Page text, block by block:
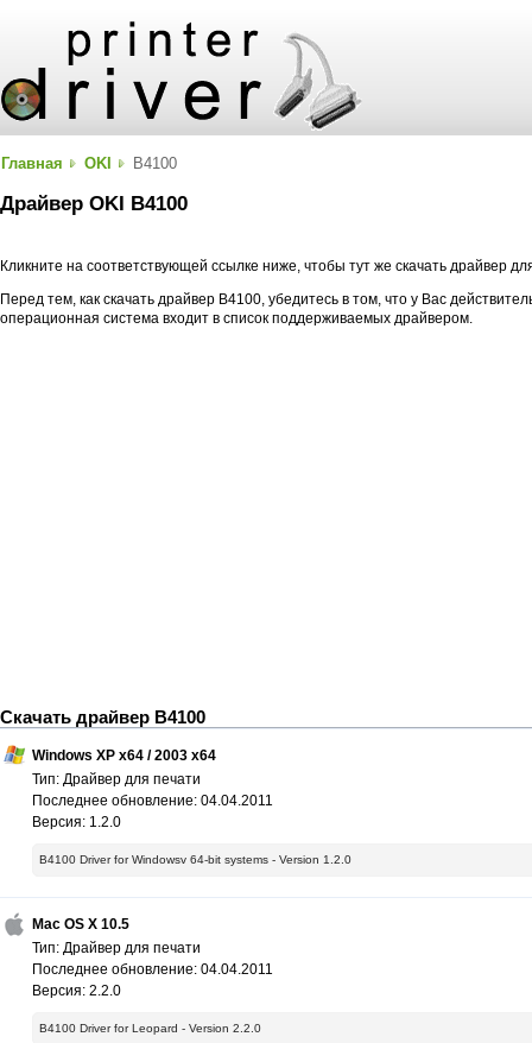
Главная OKI B4100
Драйвер OKI B4100
Кликните на соответствующей ссылке ниже, чтобы тут же скачать драйвер
Перед тем, как скачать драйвер B4100, убедитесь в том, что у Вас
операционная система входит в список поддерживаемых драйвером.
Скачать драйвер B4100
Windows XP x64 / 2003 x64
Тип: Драйвер для печати
Последнее обновление: 04.04.2011
Версия: 1.2.0
B4100 Driver for Windowsv 64-bit systems - Version 1.2.0
Mac OS X 10.5
Тип: Драйвер для печати
Последнее обновление: 04.04.2011
Версия: 2.2.0
B4100 Driver for Leopard - Version 2.2.0